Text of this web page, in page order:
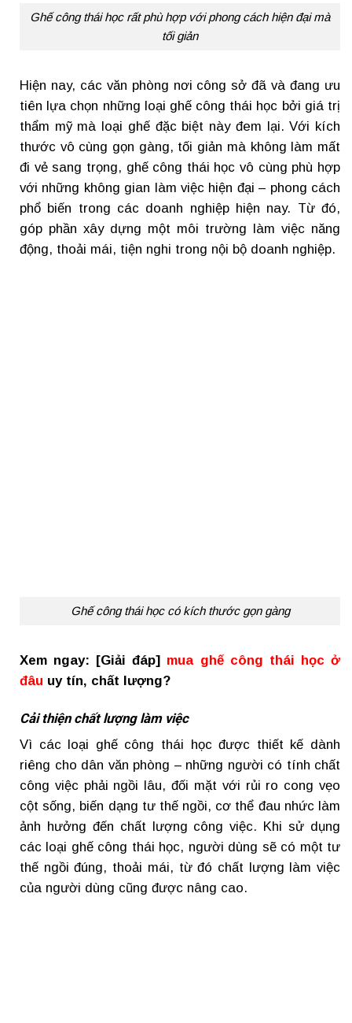
Ghế công thái học rất phù hợp với phong cách hiện đại mà
tối giản
Hiện nay, các văn phòng nơi công sở đã và đang ưu
tiên lựa chọn những loại ghế công thái học bởi giá trị
thẩm mỹ mà loại ghế đặc biệt này đem lại. Với kích
thước vô cùng gọn gàng, tối giản mà không làm mất
đi vẻ sang trọng, ghế công thái học vô cùng phù hợp
với những không gian làm việc hiện đại – phong cách
phổ biến trong các doanh nghiệp hiện nay. Từ đó,
góp phần xây dựng một môi trường làm việc năng
động, thoải mái, tiện nghi trong nội bộ doanh nghiệp.
Ghế công thái học có kích thước gọn gàng
Xem ngay: [Giải đáp] mua ghế công thái học ở
đâu uy tín, chất lượng?
Cải thiện chất lượng làm việc
Vì các loại ghế công thái học được thiết kế dành
riêng cho dân văn phòng – những người có tính chất
công việc phải ngồi lâu, đối mặt với rủi ro cong vẹo
cột sống, biến dạng tư thế ngồi, cơ thể đau nhức làm
ảnh hưởng đến chất lượng công việc. Khi sử dụng
các loại ghế công thái học, người dùng sẽ có một tư
thế ngồi đúng, thoải mái, từ đó chất lượng làm việc
của người dùng cũng được nâng cao.